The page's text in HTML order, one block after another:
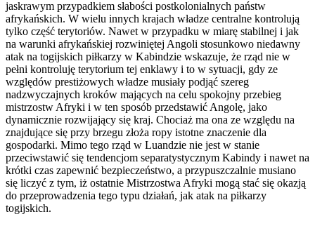
jaskrawym przypadkiem słabości postkolonialnych państw
afrykańskich. W wielu innych krajach władze centralne kontrolują
tylko część terytoriów. Nawet w przypadku w miarę stabilnej i jak
na warunki afrykańskiej rozwiniętej Angoli stosunkowo niedawny
atak na togijskich piłkarzy w Kabindzie wskazuje, że rząd nie w
pełni kontroluję terytorium tej enklawy i to w sytuacji, gdy ze
względów prestiżowych władze musiały podjąć szereg
nadzwyczajnych kroków mających na celu spokojny przebieg
mistrzostw Afryki i w ten sposób przedstawić Angolę, jako
dynamicznie rozwijający się kraj. Chociaż ma ona ze względu na
znajdujące się przy brzegu złoża ropy istotne znaczenie dla
gospodarki. Mimo tego rząd w Luandzie nie jest w stanie
przeciwstawić się tendencjom separatystycznym Kabindy i nawet na
krótki czas zapewnić bezpieczeństwo, a przypuszczalnie musiano
się liczyć z tym, iż ostatnie Mistrzostwa Afryki mogą stać się okazją
do przeprowadzenia tego typu działań, jak atak na piłkarzy
togijskich.